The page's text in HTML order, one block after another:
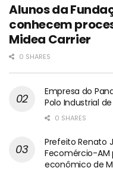
Alunos da
conhecem
Midea Carrier
0 SHARES
Empresa do
Polo Industrial
0 SHARES
Prefeito Renato
Fecomércio-AM
econômico de